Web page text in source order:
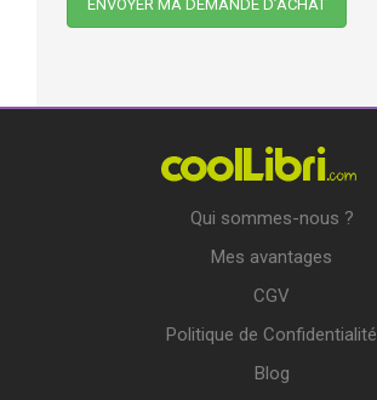
Qui sommes-nous ?
Mes avantages
CGV
Politique de Confidentialité
Blog